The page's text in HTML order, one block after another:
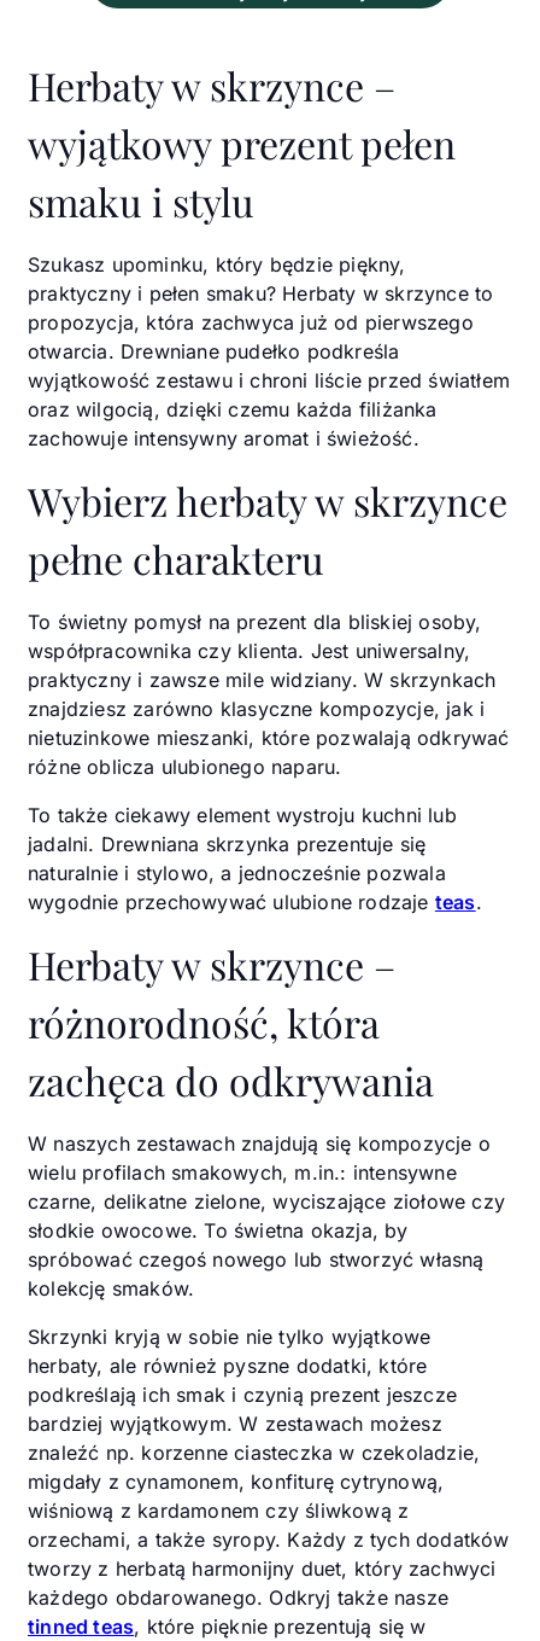
Herbaty w skrzynce –
wyjątkowy prezent pełen
smaku i stylu
Szukasz upominku, który będzie piękny,
praktyczny i pełen smaku? Herbaty w skrzynce to
propozycja, która zachwyca już od pierwszego
otwarcia. Drewniane pudełko podkreśla
wyjątkowość zestawu i chroni liście przed światłem
oraz wilgocią, dzięki czemu każda filiżanka
zachowuje intensywny aromat i świeżość.
Wybierz herbaty w skrzynce
pełne charakteru
To świetny pomysł na prezent dla bliskiej osoby,
współpracownika czy klienta. Jest uniwersalny,
praktyczny i zawsze mile widziany. W skrzynkach
znajdziesz zarówno klasyczne kompozycje, jak i
nietuzinkowe mieszanki, które pozwalają odkrywać
różne oblicza ulubionego naparu.
To także ciekawy element wystroju kuchni lub
jadalni. Drewniana skrzynka prezentuje się
naturalnie i stylowo, a jednocześnie pozwala
wygodnie przechowywać ulubione rodzaje teas.
Herbaty w skrzynce –
różnorodność, która
zachęca do odkrywania
W naszych zestawach znajdują się kompozycje o
wielu profilach smakowych, m.in.: intensywne
czarne, delikatne zielone, wyciszające ziołowe czy
słodkie owocowe. To świetna okazja, by
spróbować czegoś nowego lub stworzyć własną
kolekcję smaków.
Skrzynki kryją w sobie nie tylko wyjątkowe
herbaty, ale również pyszne dodatki, które
podkreślają ich smak i czynią prezent jeszcze
bardziej wyjątkowym. W zestawach możesz
znaleźć np. korzenne ciasteczka w czekoladzie,
migdały z cynamonem, konfiturę cytrynową,
wiśniową z kardamonem czy śliwkową z
orzechami, a także syropy. Każdy z tych dodatków
tworzy z herbatą harmonijny duet, który zachwyci
każdego obdarowanego. Odkryj także nasze
tinned teas, które pięknie prezentują się w